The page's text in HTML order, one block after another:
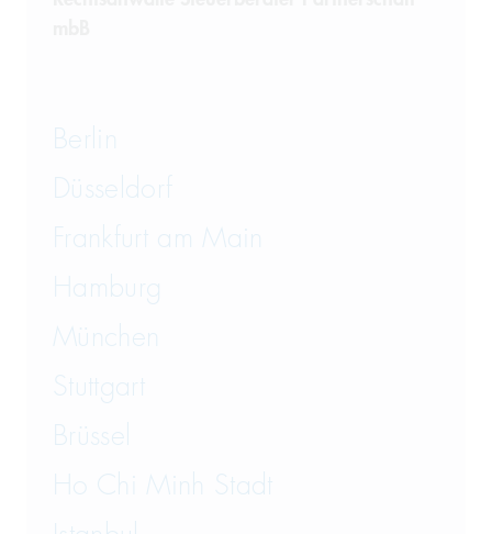
Berlin
Düsseldorf
Frankfurt am Main
Hamburg
München
Stuttgart
Brüssel
Ho Chi Minh Stadt